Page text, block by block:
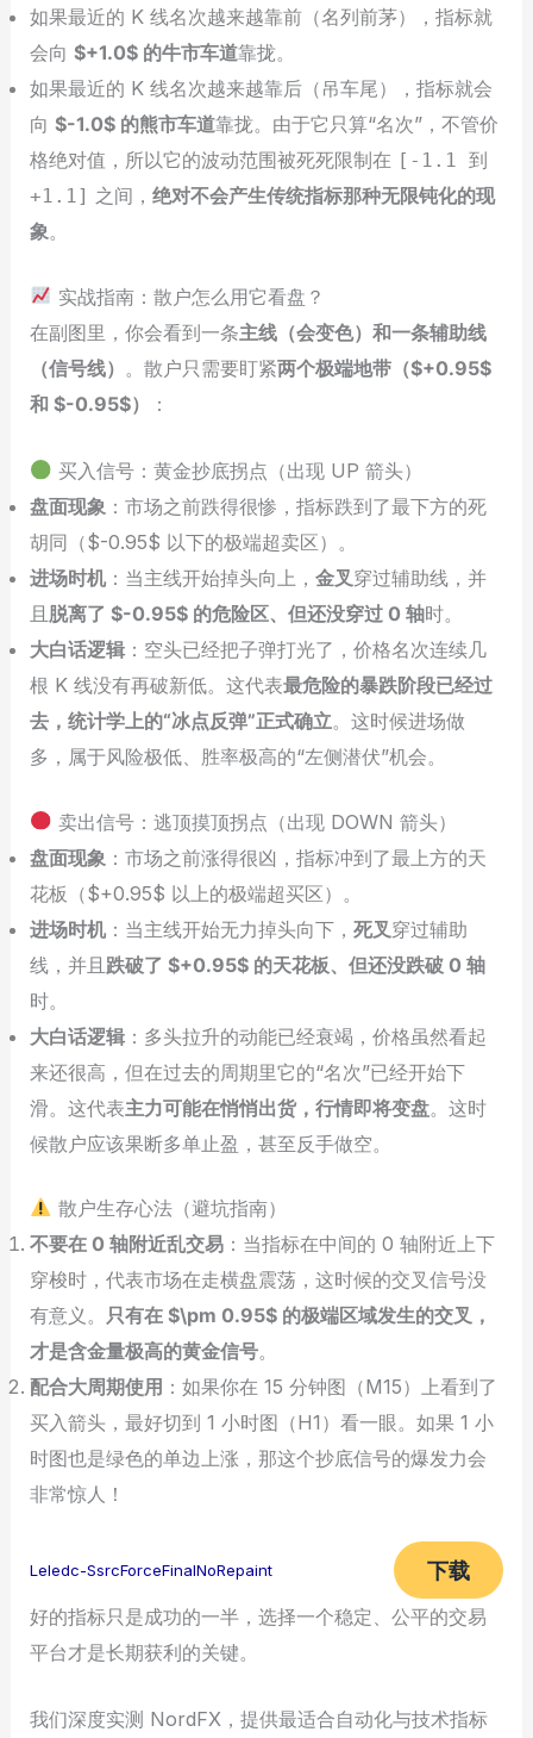
如果最近的 K 线名次越来越靠前（名列前茅），指标就
会向$+1.0$ 的牛市车道靠拢。
如果最近的 K 线名次越来越靠后（吊车尾），指标就会
向$-1.0$ 的熊市车道靠拢。由于它只算“名次”，不管价
格绝对值，所以它的波动范围被死死限制在 [-1.1 到
+1.1] 之间，绝对不会产生传统指标那种无限钝化的现
象。
实战指南：散户怎么用它看盘？
在副图里，你会看到一条主线（会变色）和一条辅助线
（信号线） 。散户只需要盯紧两个极端地带（$+0.95$
和 $-0.95$）
：
买入信号：黄金抄底拐点（出现 UP 箭头）
盘面现象 ：市场之前跌得很惨，指标跌到了最下方的死
胡同（$-0.95$ 以下的极端超卖区）。
进场时机 ：当主线开始掉头向上，金叉穿过辅助线，并
且 脱离了 $-0.95$ 的危险区、但还没穿过 0 轴时。
大白话逻辑 ：空头已经把子弹打光了，价格名次连续几
根 K 线没有再破新低。这代表最危险的暴跌阶段已经过
去，统计学上的“冰点反弹”正式确立。这时候进场做
多，属于风险极低、胜率极高的“左侧潜伏”机会。
卖出信号：逃顶摸顶拐点（出现 DOWN 箭头）
盘面现象 ：市场之前涨得很凶，指标冲到了最上方的天
花板（$+0.95$ 以上的极端超买区）。
进场时机 ：当主线开始无力掉头向下，死叉 穿过辅助
线，并且 跌破了 $+0.95$ 的天花板、但还没跌破 0 轴
时。
大白话逻辑 ：多头拉升的动能已经衰竭，价格虽然看起
来还很高，但在过去的周期里它的“名次”已经开始下
滑。这代表主力可能在悄悄出货，行情即将变盘。这时
候散户应该果断多单止盈，甚至反手做空。
散户生存心法（避坑指南）
不要在 0 轴附近乱交易 ：当指标在中间的 0 轴附近上下
穿梭时，代表市场在走横盘震荡，这时候的交叉信号没
有意义。 只有在 $\pm 0.95$ 的极端区域发生的交叉，
才是含金量极高的黄金信号。
配合大周期使用 ：如果你在 15 分钟图（M15）上看到了
买入箭头，最好切到 1 小时图（H1）看一眼。如果 1 小
时图也是绿色的单边上涨，那这个抄底信号的爆发力会
非常惊人！
Leledc-SsrcForceFinalNoRepaint 下载
好的指标只是成功的一半，选择一个稳定、公平的交易
平台才是长期获利的关键。
我们深度实测 NordFX，提供最适合自动化与技术指标